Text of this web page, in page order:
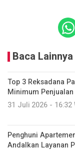
Baca Lainnya
Top 3 Reksadana
Minimum
31 Juli 2026 - 16:32
Penghuni
Andalkan Layanan